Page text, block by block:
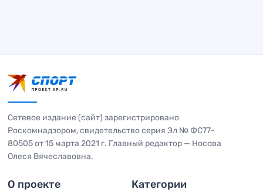
Сетевое издание (сайт) зарегистрировано
Роскомнадзором, свидетельство серия Эл № ФС77-
80505 от 15 марта 2021 г. Главный редактор — Носова
Олеся Вячеславовна.
О проекте Категории